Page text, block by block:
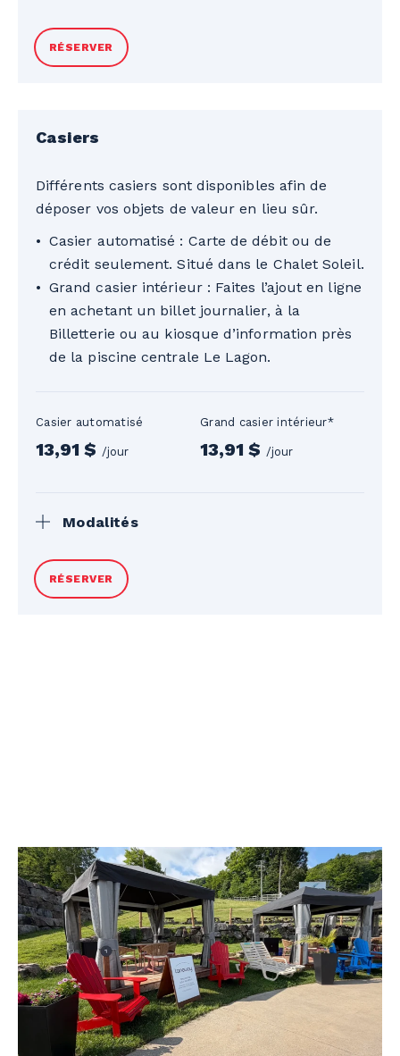
*En fonction de l'inventaire disponible.
Les billets journaliers pour le Parc
Tarifs sujets à changement sans préavis.
Non monnayable. Ne peut être jumelé à
aucune offre promotionnelle. Seules les
cartes de crédit canadiennes et
américaines sont acceptées.
RÉSERVER
Casiers
Différents casiers sont disponibles afin de
déposer vos objets de valeur en lieu sûr.
Casier automatisé : Carte de débit ou de
crédit seulement. Situé dans le Chalet Soleil.
Grand casier intérieur : Faites l’ajout en ligne
en achetant un billet journalier, à la
Billetterie ou au kiosque d’information près
de la piscine centrale Le Lagon.
Casier automatisé
13,91 $ /jour
Grand casier intérieur*
13,91 $ /jour
Modalités
Taxes en sus. Des frais de 10$ seront
facturés si la clé n’est pas rapportée.
RÉSERVER